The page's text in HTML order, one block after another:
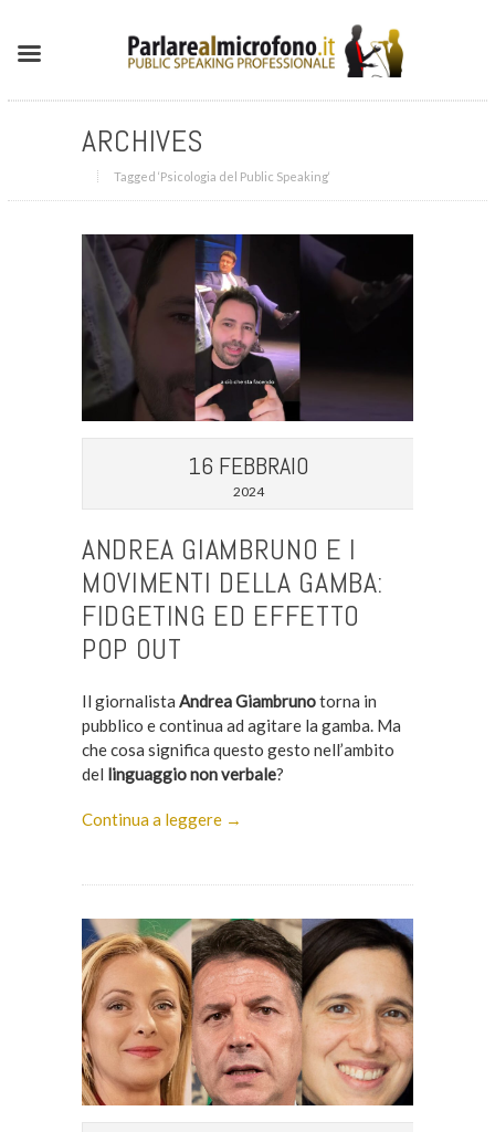
ARCHIVES
Tagged ‘Psicologia del Public Speaking‘
16 FEBBRAIO
2024
ANDREA GIAMBRUNO E I
MOVIMENTI DELLA GAMBA:
FIDGETING ED EFFETTO
POP OUT
Il giornalista Andrea Giambrunotorna in
pubblico e continua ad agitare la gamba. Ma
che cosa significa questo gesto nell’ambito
del linguaggio non verbale?
Continua a leggere →